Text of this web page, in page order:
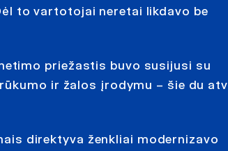
to vartotojai neretai likdavo be
priežastis buvo susijusi su
ir žalos įrodymu – šie du
direktyva ženkliai modernizavo